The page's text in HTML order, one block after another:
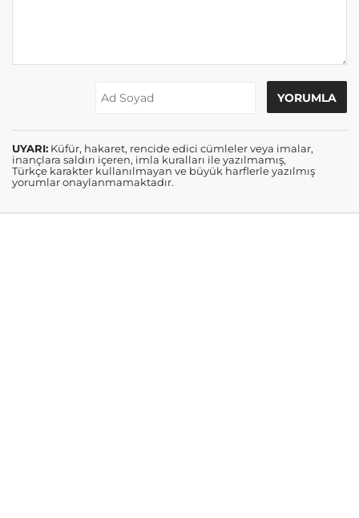
UYARI: Küfür, hakaret, rencide edici cümleler veya imalar,
inançlara saldırı içeren, imla kuralları ile yazılmamış,
Türkçe karakter kullanılmayan ve büyük harflerle yazılmış
yorumlar onaylanmamaktadır.